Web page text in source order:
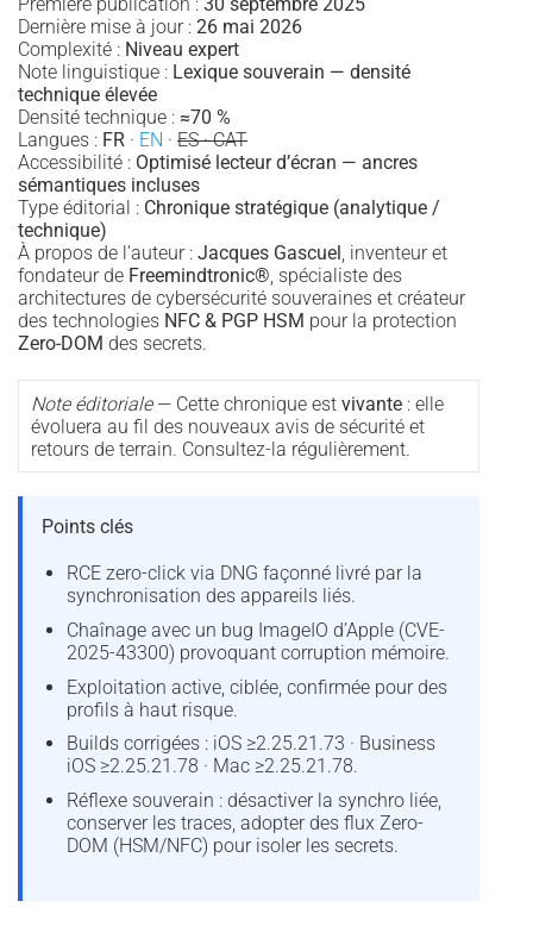
Première publication : 30 septembre 2025
Dernière mise à jour : 26 mai 2026
Complexité : Niveau expert
Note linguistique : Lexique souverain — densité
technique élevée
Densité technique : ≈70 %
Langues : FR · EN · ES · CAT
Accessibilité : Optimisé lecteur d’écran — ancres
sémantiques incluses
Type éditorial : Chronique stratégique (analytique /
technique)
À propos de l’auteur : Jacques Gascuel , inventeur et
fondateur de Freemindtronic®, spécialiste des
architectures de cybersécurité souveraines et créateur
des technologies NFC & PGP HSM pour la protection
Zero-DOM des secrets.
Note éditoriale— Cette chronique est vivante: elle
évoluera au fil des nouveaux avis de sécurité et
retours de terrain. Consultez-la régulièrement.
Points clés
RCE zero-click via DNG façonné livré par la
synchronisation des appareils liés.
Chaînage avec un bug ImageIO d’Apple (CVE-
2025-43300) provoquant corruption mémoire.
Exploitation active, ciblée, confirmée pour des
profils à haut risque.
Builds corrigées : iOS ≥2.25.21.73 · Business
iOS ≥2.25.21.78 · Mac ≥2.25.21.78.
Réflexe souverain : désactiver la synchro liée,
conserver les traces, adopter des flux Zero-
DOM (HSM/NFC) pour isoler les secrets.